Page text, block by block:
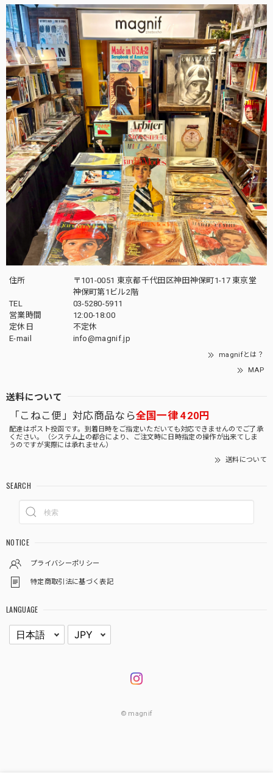
住所
〒101-0051 東京都千代田区神田神保町1-17 東京堂
神保町第1ビル2階
TEL
03-5280-5911
営業時間
12:00-18:00
定休日
不定休
E-mail
info@magnif.jp
magnifとは？
MAP
送料について
「こねこ便」対応商品なら全国一律 420円
配達はポスト投函です。到着日時をご指定いただいても対応できませんのでご了承
ください。（システム上の都合により、ご注文時に日時指定の操作が出来てしま
うのですが実際には承れません）
送料について
SEARCH
NOTICE
プライバシーポリシー
特定商取引法に基づく表記
LANGUAGE
© magnif